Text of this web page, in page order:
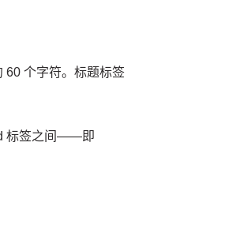
60 个字符。标题标签
标签之间——即